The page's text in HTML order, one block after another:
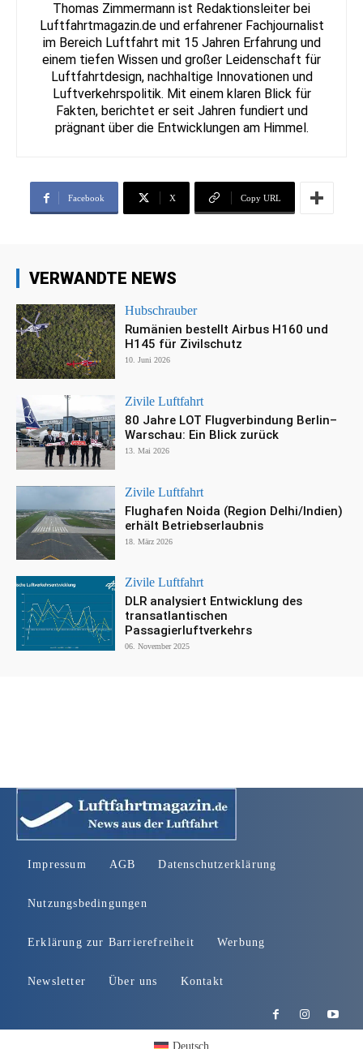
Thomas Zimmermann ist Redaktionsleiter bei
Luftfahrtmagazin.de und erfahrener Fachjournalist
im Bereich Luftfahrt mit 15 Jahren Erfahrung und
einem tiefen Wissen und großer Leidenschaft für
Luftfahrtdesign, nachhaltige Innovationen und
Luftverkehrspolitik. Mit einem klaren Blick für
Fakten, berichtet er seit Jahren fundiert und
prägnant über die Entwicklungen am Himmel.
Facebook X Copy URL
VERWANDTE NEWS
Hubschrauber
Rumänien bestellt Airbus H160 und
H145 für Zivilschutz
10. Juni 2026
Zivile Luftfahrt
80 Jahre LOT Flugverbindung Berlin–
Warschau: Ein Blick zurück
13. Mai 2026
Zivile Luftfahrt
Flughafen Noida (Region Delhi/Indien)
erhält Betriebserlaubnis
18. März 2026
Zivile Luftfahrt
DLR analysiert Entwicklung des
transatlantischen
Passagierluftverkehrs
06. November 2025
Impressum AGB Datenschutzerklärung
Nutzungsbedingungen
Erklärung zur Barrierefreiheit Werbung
Newsletter Über uns Kontakt
Deutsch